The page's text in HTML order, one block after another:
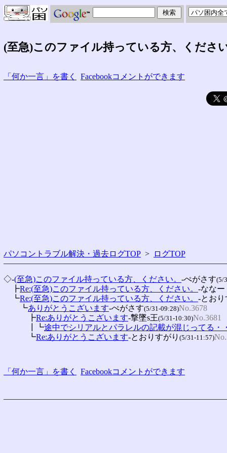
(至急)このファイル持っている方、くださ
「何か一言」を書く Facebookコメントができます
パソコントラブル解決・過去ログTOP > ログTOP
◇-(至急)このファイル持っている方、ください。 -ぺがさす(5/
┣Re:(至急)このファイル持っている方、ください。 -ななー
┗Re:(至急)このファイル持っている方、ください。 -とおり
┗ありがとうこざいます-ぺがさす(5/31-09:28)No.3678
┣Re:ありがとうこざいます-撃墜s王(5/31-10:30)No.3681
┃┗途中でシリアルとパラレルの記載が混じってる・
┗Re:ありがとうこざいます-とおりすがり (5/31-11:57)
「何か一言」を書く Facebookコメントができます